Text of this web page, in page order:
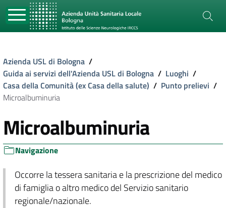
Azienda USL di Bologna /
Guida ai servizi dell'Azienda USL di Bologna / Luoghi /
Casa della Comunità (ex Casa della salute) / Punto prelievi /
Microalbuminuria
Microalbuminuria
Navigazione
Occorre la tessera sanitaria e la prescrizione del medico
di famiglia o altro medico del Servizio sanitario
regionale/nazionale.